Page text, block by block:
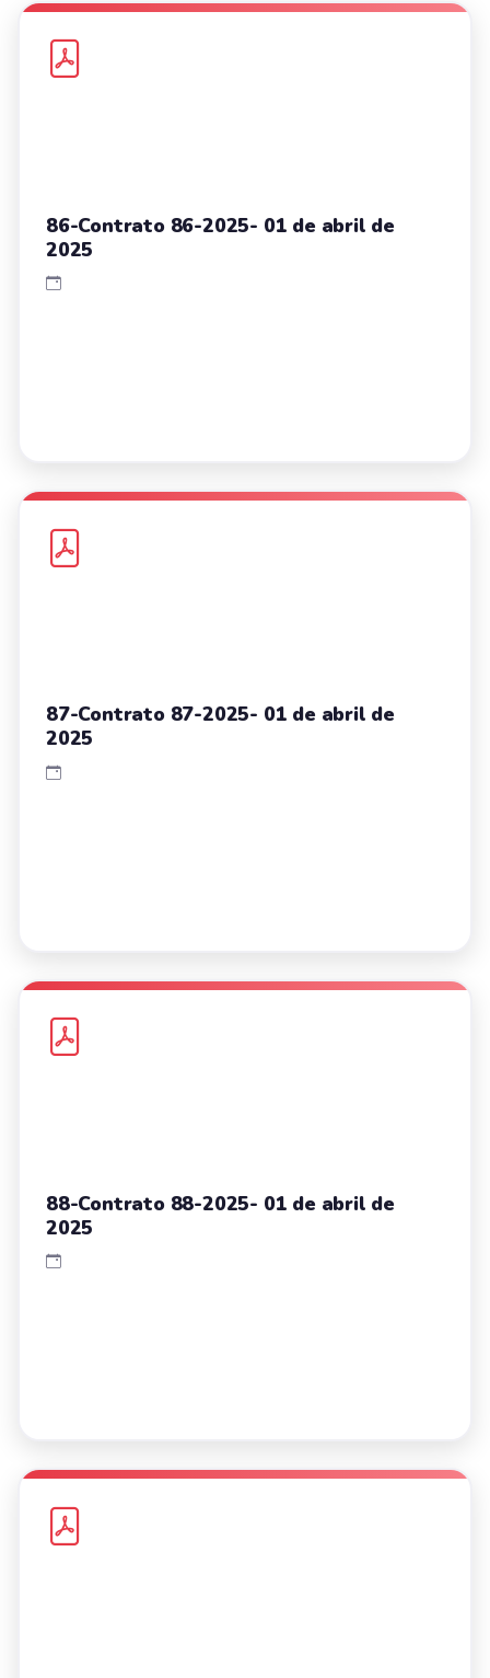
86-Contrato 86-2025- 01 de abril de
2025
87-Contrato 87-2025- 01 de abril de
2025
88-Contrato 88-2025- 01 de abril de
2025